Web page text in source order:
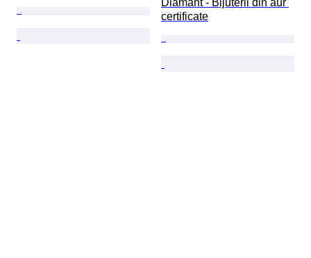
Diamant - Bijuterii din aur
certificate